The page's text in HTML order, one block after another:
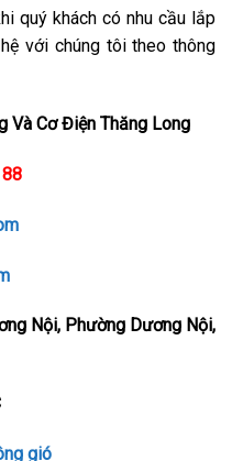
quý khách có nhu cầu lắp
với chúng tôi theo thông
Và Cơ Điện Thăng Long
Nội, Phường Dương Nội,
gió